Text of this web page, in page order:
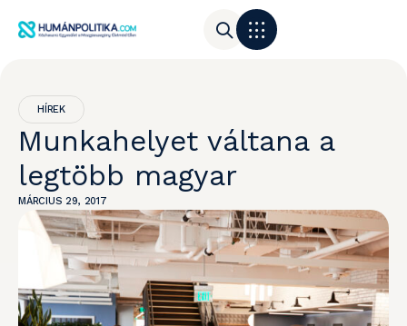
HÍREK
Munkahelyet váltana a
legtöbb magyar
MÁRCIUS 29, 2017